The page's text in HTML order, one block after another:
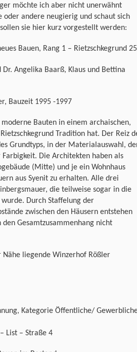
möchte ich aber nicht unerwähnt
andere neugierig und schaut sich
sie hier kurz vorgestellt werden:
Bauen, Rang 1 – Rietzschkegrund 25
Angelika Baarß, Klaus und Bettina
Bauzeit 1995 -1997
Bauten in einem archaischen,
Tradition hat. Der Reiz
Grundtyps, in der Materialauswahl,
Die Architekten haben als
(Mitte) und je ein Wohnhaus
aus Syenit zu erhalten. Alle drei
die teilweise sogar in die
Durch Staffelung der
zwischen den Häusern entstehen
Gesamtzusammenhang nicht
Nähe liegende Winzerhof Rößler
Kategorie Öffentliche/
List – Straße 4